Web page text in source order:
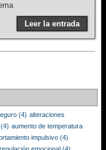
Leer la entrada
(4) alteraciones
(4) aumento de temperatura
impulsivo (4)